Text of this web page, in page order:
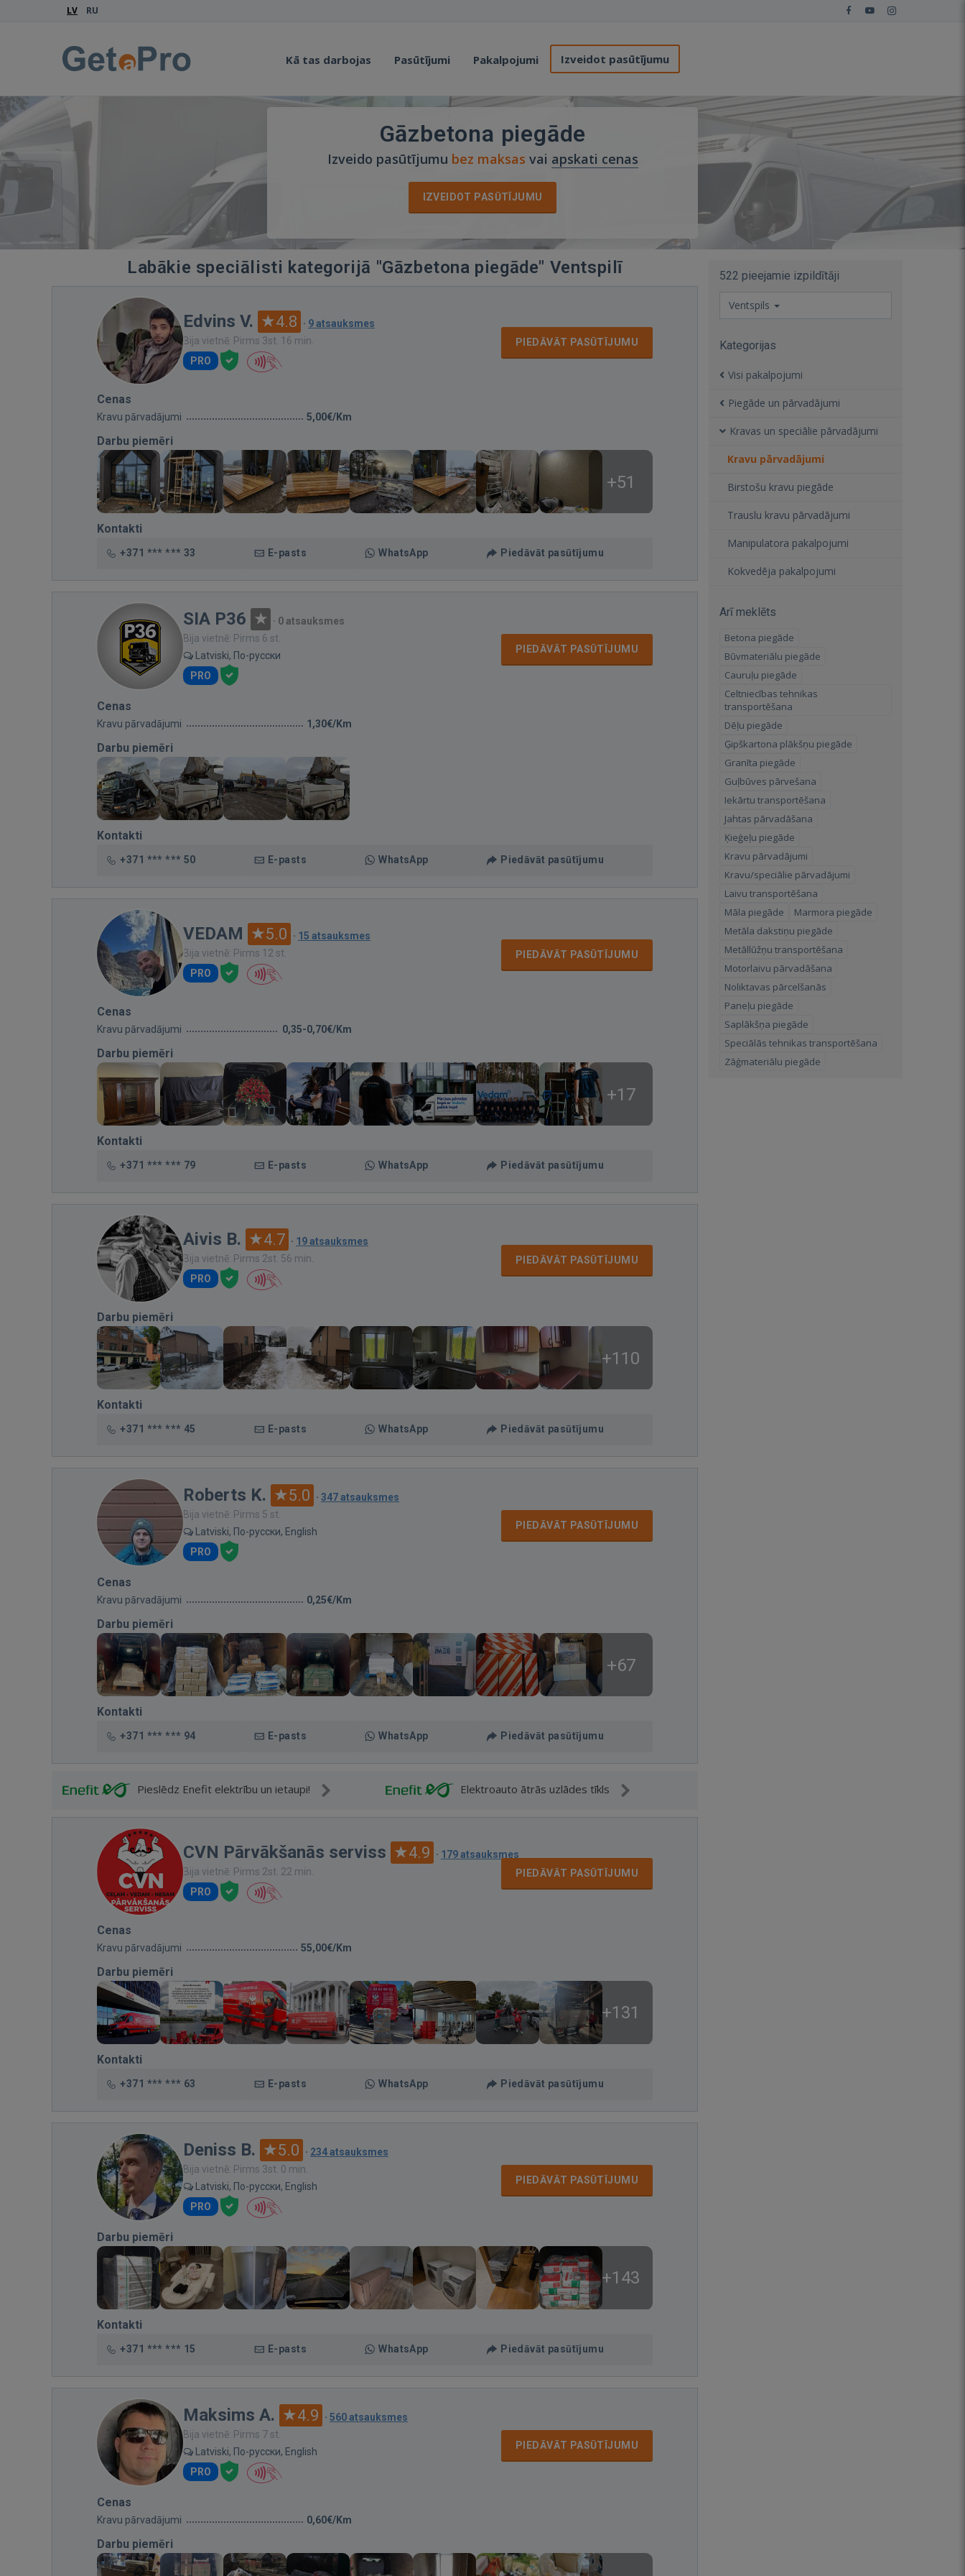
LV RU
Kā tas darbojas Pasūtījumi Pakalpojumi Izveidot pasūtījumu
Gāzbetona piegāde
Izveido pasūtījumu bez maksas vai apskati cenas
IZVEIDOT PASŪTĪJUMU
Labākie speciālisti kategorijā "Gāzbetona piegāde" Ventspilī
Edvins V. 4.8 · 9 atsauksmes
Bija vietnē: Pirms 3st. 16 min.
PRO
PIEDĀVĀT PASŪTĪJUMU
Cenas
Kravu pārvadājumi 5,00€/Km
Darbu piemēri
+51
Kontakti
+371 *** *** 33 E-pasts WhatsApp Piedāvāt pasūtījumu
SIA P36 · 0 atsauksmes
Bija vietnē: Pirms 6 st.
Latviski, По-русски
PRO
PIEDĀVĀT PASŪTĪJUMU
Cenas
Kravu pārvadājumi 1,30€/Km
Darbu piemēri
Kontakti
+371 *** *** 50 E-pasts WhatsApp Piedāvāt pasūtījumu
VEDAM 5.0 · 15 atsauksmes
Bija vietnē: Pirms 12 st.
PRO
PIEDĀVĀT PASŪTĪJUMU
Cenas
Kravu pārvadājumi 0,35-0,70€/Km
Darbu piemēri
+17
Kontakti
+371 *** *** 79 E-pasts WhatsApp Piedāvāt pasūtījumu
Aivis B. 4.7 · 19 atsauksmes
Bija vietnē: Pirms 2st. 56 min.
PRO
PIEDĀVĀT PASŪTĪJUMU
Darbu piemēri
+110
Kontakti
+371 *** *** 45 E-pasts WhatsApp Piedāvāt pasūtījumu
Roberts K. 5.0 · 347 atsauksmes
Bija vietnē: Pirms 5 st.
Latviski, По-русски, English
PRO
PIEDĀVĀT PASŪTĪJUMU
Cenas
Kravu pārvadājumi 0,25€/Km
Darbu piemēri
+67
Kontakti
+371 *** *** 94 E-pasts WhatsApp Piedāvāt pasūtījumu
Pieslēdz Enefit elektrību un ietaupi! Elektroauto ātrās uzlādes tīkls
CVN Pārvākšanās serviss 4.9 · 179 atsauksmes
Bija vietnē: Pirms 2st. 22 min.
PRO
PIEDĀVĀT PASŪTĪJUMU
Cenas
Kravu pārvadājumi 55,00€/Km
Darbu piemēri
+131
Kontakti
+371 *** *** 63 E-pasts WhatsApp Piedāvāt pasūtījumu
Deniss B. 5.0 · 234 atsauksmes
Bija vietnē: Pirms 3st. 0 min.
Latviski, По-русски, English
PRO
PIEDĀVĀT PASŪTĪJUMU
Darbu piemēri
+143
Kontakti
+371 *** *** 15 E-pasts WhatsApp Piedāvāt pasūtījumu
Maksims A. 4.9 · 560 atsauksmes
Bija vietnē: Pirms 7 st.
Latviski, По-русски, English
PRO
PIEDĀVĀT PASŪTĪJUMU
Cenas
Kravu pārvadājumi 0,60€/Km
Darbu piemēri
522 pieejamie izpildītāji
Ventspils
Kategorijas
Visi pakalpojumi
Piegāde un pārvadājumi
Kravas un speciālie pārvadājumi
Kravu pārvadājumi
Birstošu kravu piegāde
Trauslu kravu pārvadājumi
Manipulatora pakalpojumi
Kokvedēja pakalpojumi
Arī meklēts
Betona piegāde
Būvmateriālu piegāde
Cauruļu piegāde
Celtniecības tehnikas
transportēšana
Dēļu piegāde
Ģipškartona plākšņu piegāde
Granīta piegāde
Guļbūves pārvešana
Iekārtu transportēšana
Jahtas pārvadāšana
Ķieģeļu piegāde
Kravu pārvadājumi
Kravu/speciālie pārvadājumi
Laivu transportēšana
Māla piegāde
Marmora piegāde
Metāla dakstiņu piegāde
Metāllūžņu transportēšana
Motorlaivu pārvadāšana
Noliktavas pārcelšanās
Paneļu piegāde
Saplākšņa piegāde
Speciālās tehnikas transportēšana
Zāģmateriālu piegāde